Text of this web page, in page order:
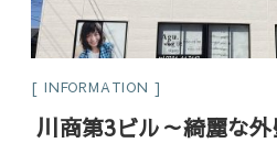
INFORMATION
川商第3ビル～綺麗な外